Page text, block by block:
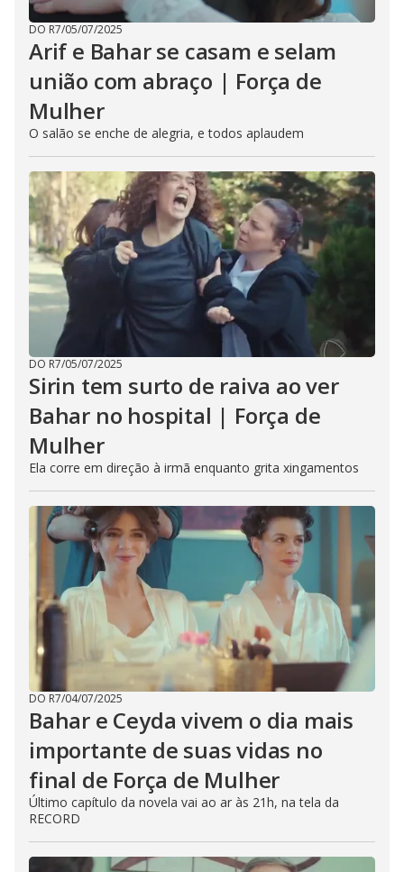
DO R7/05/07/2025
Arif e Bahar se casam e selam
união com abraço | Força de
Mulher
O salão se enche de alegria, e todos aplaudem
DO R7/05/07/2025
Sirin tem surto de raiva ao ver
Bahar no hospital | Força de
Mulher
Ela corre em direção à irmã enquanto grita xingamentos
DO R7/04/07/2025
Bahar e Ceyda vivem o dia mais
importante de suas vidas no
final de Força de Mulher
Último capítulo da novela vai ao ar às 21h, na tela da
RECORD